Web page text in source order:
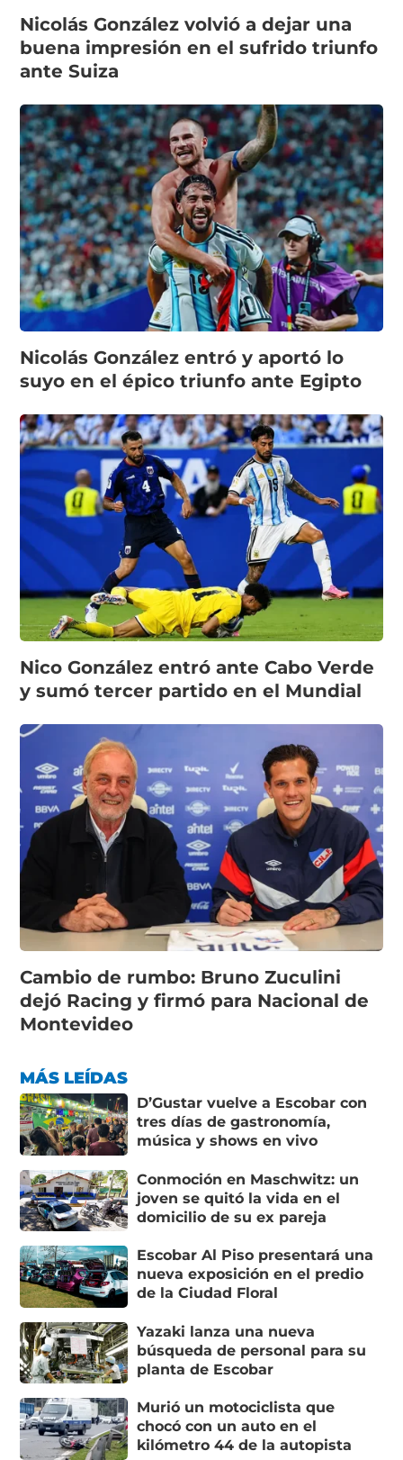
Nicolás González volvió a dejar una
buena impresión en el sufrido triunfo
ante Suiza
Nicolás González entró y aportó lo
suyo en el épico triunfo ante Egipto
Nico González entró ante Cabo Verde
y sumó tercer partido en el Mundial
Cambio de rumbo: Bruno Zuculini
dejó Racing y firmó para Nacional de
Montevideo
MÁS LEÍDAS
D’Gustar vuelve a Escobar con
tres días de gastronomía,
música y shows en vivo
Conmoción en Maschwitz: un
joven se quitó la vida en el
domicilio de su ex pareja
Escobar Al Piso presentará una
nueva exposición en el predio
de la Ciudad Floral
Yazaki lanza una nueva
búsqueda de personal para su
planta de Escobar
Murió un motociclista que
chocó con un auto en el
kilómetro 44 de la autopista